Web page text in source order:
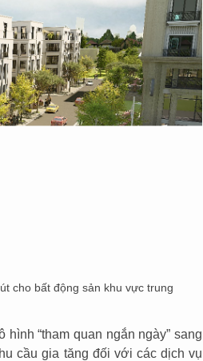
cho bất động sản khu vực trung
“tham quan ngắn ngày” sang
cầu gia tăng đối với các dịch vụ